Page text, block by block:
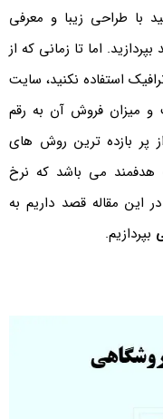
طراحی زیبا و معرفی
اما تا زمانی که از
استفاده نکنید، سایت
و میزان فروش آن به رقم
پر بازده ترین روش های
می باشد که نرخ
این مقاله قصد داریم به
بپردازیم.